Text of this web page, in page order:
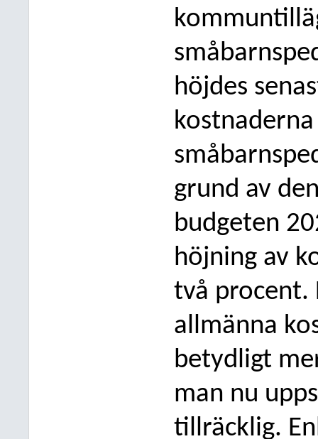
höjdes
grund av
budgeten
höjning av
två procent.
allmänna
betydligt
man nu
tillräcklig.